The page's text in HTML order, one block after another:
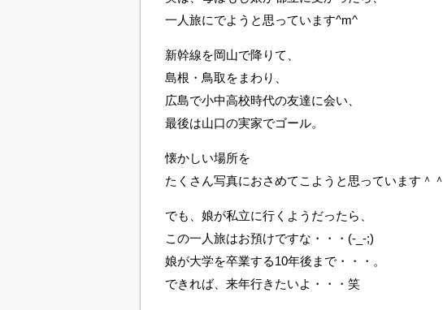
一人旅にでようと思っています^m^
新幹線を岡山で降りて、
島根・鳥取をまわり、
広島で小中高校時代の友達に会い、
最後は山口の実家でゴール。
懐かしい場所を
たくさん写真におさめてこようと思っています＾＾
でも、娘が私立に行くようだったら、
この一人旅はお預けですな・・・(-_-;)
娘が大学を卒業する10年後まで・・・。
できれば、来年行きたいよ・・・笑